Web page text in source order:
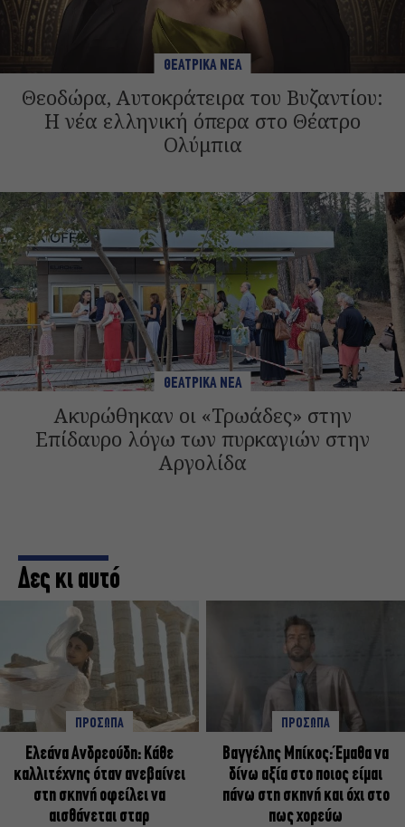
ΘΕΑΤΡΙΚΑ ΝΕΑ
Θεοδώρα, Αυτοκράτειρα του Βυζαντίου:
Η νέα ελληνική όπερα στο Θέατρο
Ολύμπια
ΘΕΑΤΡΙΚΑ ΝΕΑ
Ακυρώθηκαν οι «Τρωάδες» στην
Επίδαυρο λόγω των πυρκαγιών στην
Αργολίδα
Δες κι αυτό
ΠΡΟΣΩΠΑ
Ελεάνα Ανδρεούδη: Κάθε
καλλιτέχνης όταν ανεβαίνει
στη σκηνή οφείλει να
αισθάνεται σταρ
ΠΡΟΣΩΠΑ
Βαγγέλης Μπίκος: Έμαθα να
δίνω αξία στο ποιος είμαι
πάνω στη σκηνή και όχι στο
πως χορεύω